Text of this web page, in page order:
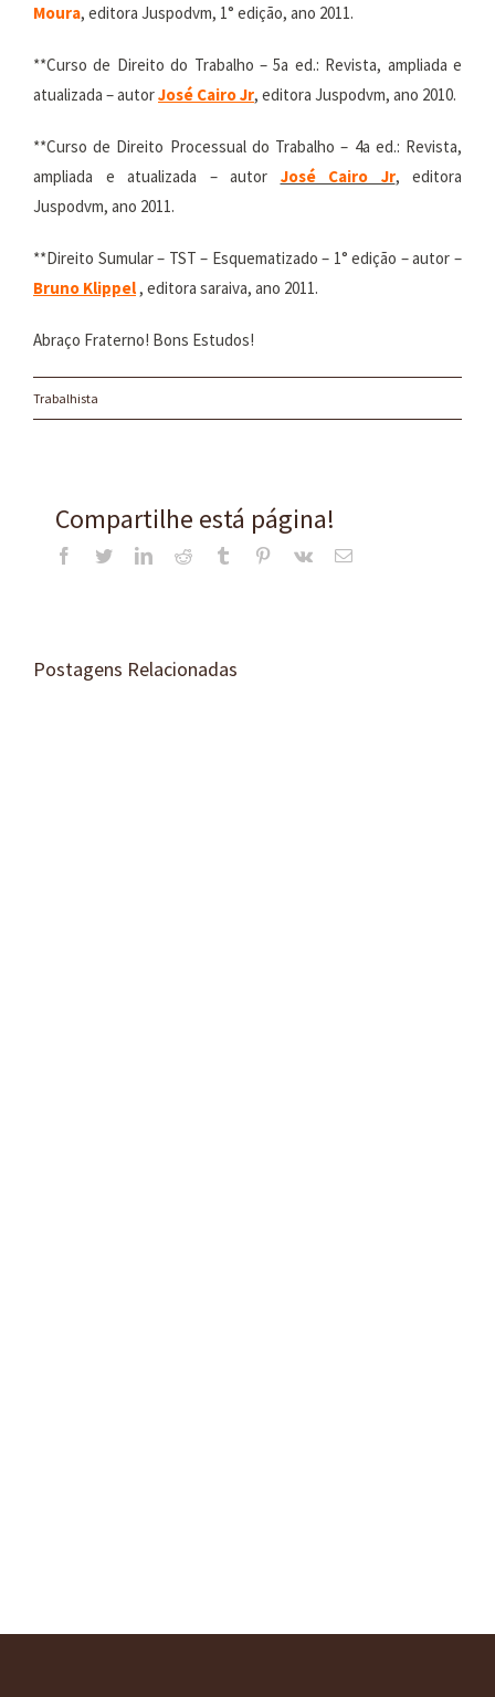
Moura, editora Juspodvm, 1° edição, ano 2011.
**Curso de Direito do Trabalho – 5a ed.: Revista, ampliada e
atualizada – autorJosé Cairo Jr, editora Juspodvm, ano 2010.
**Curso de Direito Processual do Trabalho – 4a ed.: Revista,
ampliada e atualizada – autor José Cairo Jr, editora
Juspodvm, ano 2011.
**Direito Sumular – TST – Esquematizado – 1° edição – autor –
Bruno Klippel, editora saraiva, ano 2011.
Abraço Fraterno! Bons Estudos!
Trabalhista
Compartilhe está página!
Facebook
TwitterLinkedInReddit Tumblr Pinterest
Vk
E-
Postagens Relacionadas